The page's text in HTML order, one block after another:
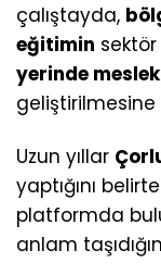
çalıştayda,
eğitimin
yerinde
geliştirilmesine
Uzun yıllar
yaptığını
platformda
anlam